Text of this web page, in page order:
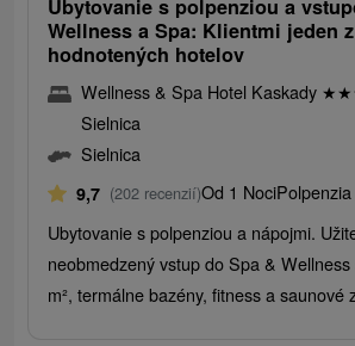
Ubytovanie s polpenziou a
Wellness a Spa: Klientmi jeden
hodnotených hotelov
Wellness & Spa Hotel Kaskady ★★
Sielnica
Sielnica
9,7 (202 recenzií)Od 1 NociPolpenzia
Ubytovanie s polpenziou a nápojmi.
neobmedzený vstup do Spa &
m², termálne bazény, fitness a saunové